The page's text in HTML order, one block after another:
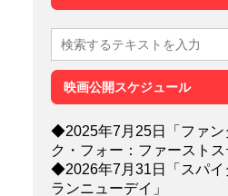
映画公開スケジュール
◆2025年7月25日「ファン
ク・フォー：ファーストス
◆2026年7月31日「スパイ
ランニューデイ」